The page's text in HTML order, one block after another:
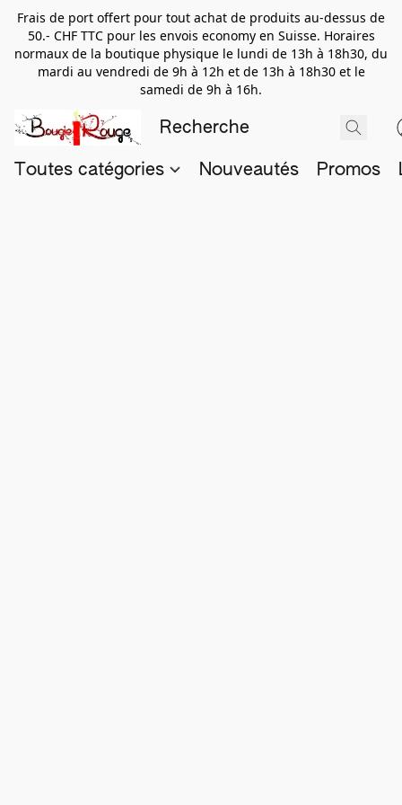
Frais de port offert pour tout achat de produits au-dessus de
50.- CHF TTC pour les envois economy en Suisse. Horaires
normaux de la boutique physique le lundi de 13h à 18h30, du
mardi au vendredi de 9h à 12h et de 13h à 18h30 et le
samedi de 9h à 16h.
Toutes catégories Nouveautés Promos